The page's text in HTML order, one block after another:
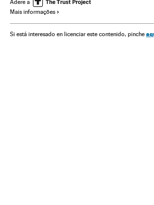
Adere a
Mais informações
Si está interesado en licenciar este contenido, pinche